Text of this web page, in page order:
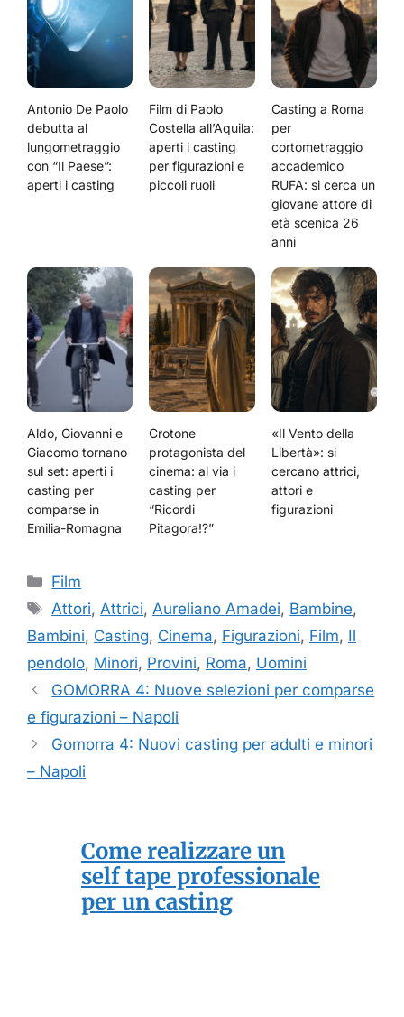
Antonio De Paolo
debutta al
lungometraggio
con “Il Paese”:
aperti i casting
Film di Paolo
Costella all’Aquila:
aperti i casting
per figurazioni e
piccoli ruoli
Casting a Roma
per
cortometraggio
accademico
RUFA: si cerca un
giovane attore di
età scenica 26
anni
Aldo, Giovanni e
Giacomo tornano
sul set: aperti i
casting per
comparse in
Emilia-Romagna
Crotone
protagonista del
cinema: al via i
casting per
“Ricordi
Pitagora!?”
«Il Vento della
Libertà»: si
cercano attrici,
attori e
figurazioni
Categorie
Film
Tag
Attori, Attrici, Aureliano Amadei, Bambine,
Bambini, Casting, Cinema, Figurazioni, Film, Il
pendolo, Minori, Provini, Roma, Uomini
GOMORRA 4: Nuove selezioni per comparse
e figurazioni – Napoli
Gomorra 4: Nuovi casting per adulti e minori
– Napoli
Come realizzare un
self tape professionale
per un casting